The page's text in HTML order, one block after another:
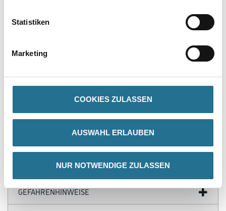
Statistiken
Marketing
COOKIES ZULASSEN
AUSWAHL ERLAUBEN
NUR NOTWENDIGE ZULASSEN
- Geeignet für: Mörtel aller Art, Estrich, Putzmörtel, Fliesenkleber,
- Für Mischgut 15 - 25kg
- M14 Gewindeanschluss
ZUSATZINFOS
GEFAHRENHINWEISE